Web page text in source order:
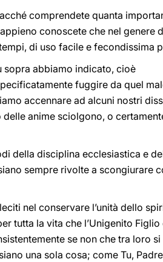
comprendete quanta
conoscete che nel genere
di uso facile e fecondissima
sopra abbiamo indicato, cioè
fuggire da quel
accennare ad alcuni nostri
anime sciolgono, o
della disciplina ecclesiastica e
sempre rivolte a scongiurare
nel conservare l’unità dello
tutta la vita che l’Unigenito Figlio
se non che tra loro si
una sola cosa; come Tu,